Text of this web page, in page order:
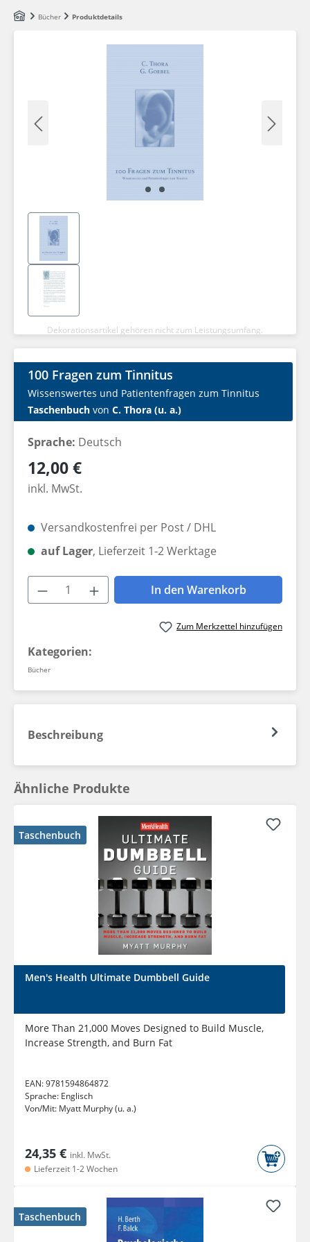
Zum Hauptinhalt springen
Bücher Produktdetails
Dekorationsartikel gehören nicht zum Leistungsumfang.
100 Fragen zum Tinnitus
Wissenswertes und Patientenfragen zum Tinnitus
Taschenbuch von C. Thora (u. a.)
Sprache: Deutsch
Regulärer Preis:
12,00 €
inkl. MwSt.
Versandkostenfrei per Post / DHL
auf Lager, Lieferzeit 1-2 Werktage
Produkt Anzahl: Gib den
In den Warenkorb
Zum Merkzettel hinzufügen
Kategorien:
Bücher
Beschreibung
Ähnliche Produkte
Taschenbuch
Men's Health Ultimate Dumbbell Guide
More Than 21,000 Moves Designed to Build Muscle,
Increase Strength, and Burn Fat
EAN:9781594864872
Sprache: Englisch
Von/Mit: Myatt Murphy (u. a.)
24,35 € inkl. MwSt.
Lieferzeit 1-2 Wochen
Taschenbuch